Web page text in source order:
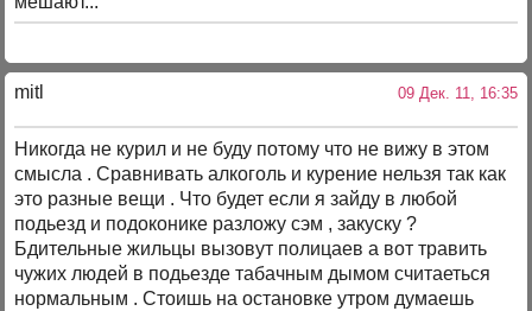
mitl 09 Дек. 11, 16:35
Никогда не курил и не буду потому что не вижу в этом
смысла . Сравнивать алкоголь и курение нельзя так как
это разные вещи . Что будет если я зайду в любой
подьезд и подоконике разложу сэм , закуску ?
Бдительные жильцы вызовут полицаев а вот травить
чужих людей в подьезде табачным дымом считаеться
нормальным . Стоишь на остановке утром думаешь